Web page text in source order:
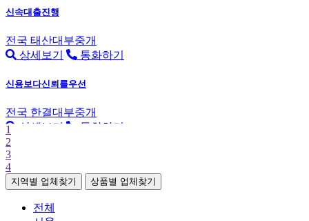
신속대출진행
전국 태산대부중개
상세보기
통화하기
신용보다신뢰를우선
전국 한결대부중개
상세보기
통화하기
1
2
3
4
지역별 업체찾기 상품별 업체찾기
전체